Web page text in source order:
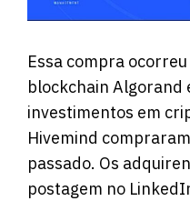
Essa compra
blockchain Algorand
investimentos em
Hivemind
passado. Os
postagem no